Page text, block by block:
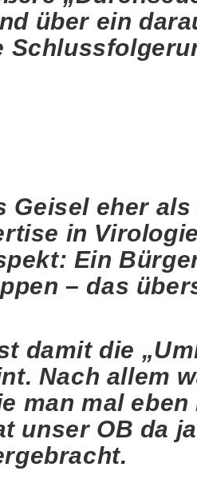
über ein
Geisel eher
in
Ein
– das
damit die
Nach allem
man mal
unser OB da